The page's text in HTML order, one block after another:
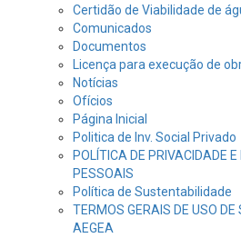
Certidão de Viabilidade de
Comunicados
Documentos
Licença para execução de
Notícias
Ofícios
Página Inicial
Politica de Inv. Social Privado
POLÍTICA DE PRIVACIDADE
PESSOAIS
Política de Sustentabilidade
TERMOS GERAIS DE USO
AEGEA